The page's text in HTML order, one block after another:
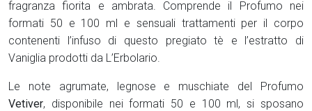
fragranza fiorita e ambrata. Comprende il Profumo nei
formati 50 e 100 ml e sensuali trattamenti per il corpo
contenenti l’infuso di questo pregiato tè e l’estratto di
Vaniglia prodotti da L’Erbolario.
Le note agrumate, legnose e muschiate del Profumo
Vetiver, disponibile nei formati 50 e 100 ml, si sposano